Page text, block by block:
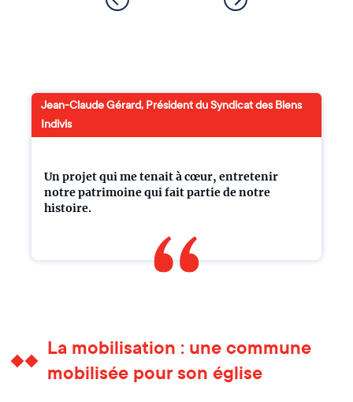
Un projet qui me tenait à cœur, entretenir
notre patrimoine qui fait partie de notre
histoire.
Jean-Claude Gérard, Président du Syndicat des Biens
Indivis
La mobilisation : une commune
mobilisée pour son église